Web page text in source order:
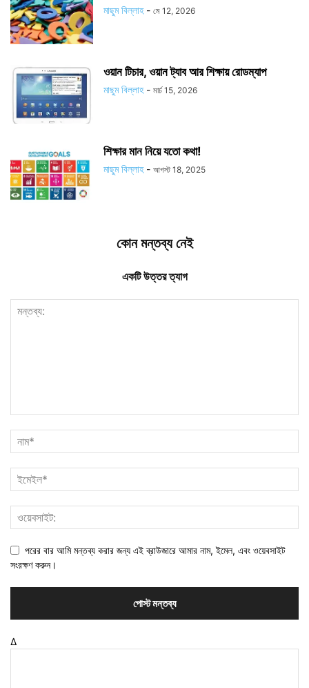
মাছুম বিল্লাহ - মে 12, 2026
ওয়ান টিচার, ওয়ান ট্যাব আর শিক্ষায় রোডম্যাপ
মাছুম বিল্লাহ - মার্চ 15, 2026
শিক্ষার মান নিয়ে যতো কথা!
মাছুম বিল্লাহ - আগস্ট 18, 2025
কোন মন্তব্য নেই
একটি উত্তর ত্যাগ
পরের বার আমি মন্তব্য করার জন্য এই ব্রাউজারে আমার নাম, ইমেল, এবং ওয়েবসাইট
সংরক্ষণ করুন।
Δ